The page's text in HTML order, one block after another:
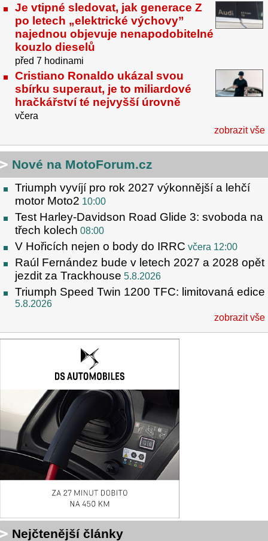
Je vtipné sledovat, jak generace Z
po letech „elektrické výchovy”
najednou objevuje nenapodobitelné
kouzlo dieselů
před 7 hodinami
Cristiano Ronaldo ukázal svou
sbírku superaut, je to miliardové
hračkářství té nejvyšší úrovně
včera
zobrazit vše
Nové na MotoForum.cz
Triumph vyvíjí pro rok 2027 výkonnější a lehčí
motor Moto2 10:00
Test Harley-Davidson Road Glide 3: svoboda na
třech kolech 08:00
V Hořicích nejen o body do IRRC včera 12:00
Raúl Fernández bude v letech 2027 a 2028 opět
jezdit za Trackhouse 5.8.2026
Triumph Speed Twin 1200 TFC: limitovaná edice
5.8.2026
zobrazit vše
Nejčtenější články